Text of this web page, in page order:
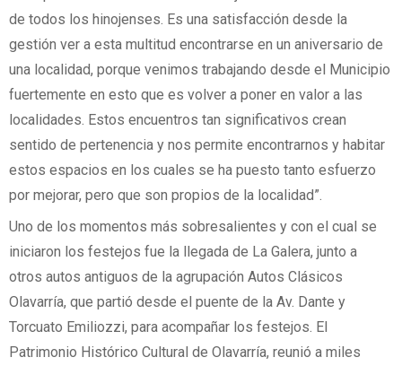
de todos los hinojenses. Es una satisfacción desde la
gestión ver a esta multitud encontrarse en un aniversario de
una localidad, porque venimos trabajando desde el Municipio
fuertemente en esto que es volver a poner en valor a las
localidades. Estos encuentros tan significativos crean
sentido de pertenencia y nos permite encontrarnos y habitar
estos espacios en los cuales se ha puesto tanto esfuerzo
por mejorar, pero que son propios de la localidad”.
Uno de los momentos más sobresalientes y con el cual se
iniciaron los festejos fue la llegada de La Galera, junto a
otros autos antiguos de la agrupación Autos Clásicos
Olavarría, que partió desde el puente de la Av. Dante y
Torcuato Emiliozzi, para acompañar los festejos. El
Patrimonio Histórico Cultural de Olavarría, reunió a miles